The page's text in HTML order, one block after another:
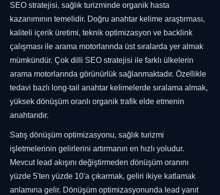
SEO stratejisi, sağlık turizminde organik hasta
kazanımının temelidir. Doğru anahtar kelime araştırması,
kaliteli içerik üretimi, teknik optimizasyon ve backlink
çalışması ile arama motorlarında üst sıralarda yer almak
mümkündür. Çok dilli SEO stratejisi ile farklı ülkelerin
arama motorlarında görünürlük sağlanmaktadır. Özellikle
tedavi bazlı long-tail anahtar kelimelerde sıralama almak,
yüksek dönüşüm oranlı organik trafik elde etmenin
anahtarıdır.
Satış dönüşüm optimizasyonu, sağlık turizmi
işletmelerinin gelirlerini artırmanın en hızlı yoludur.
Mevcut lead akışını değiştirmeden dönüşüm oranını
yüzde 5'ten yüzde 10'a çıkarmak, geliri ikiye katlamak
anlamına gelir. Dönüşüm optimizasyonunda lead yanıt